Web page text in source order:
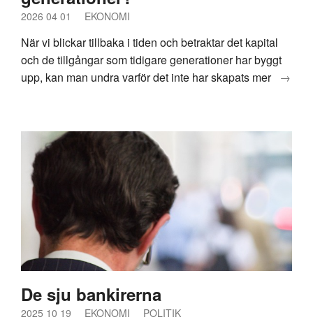
2026 04 01 EKONOMI
När vi blickar tillbaka i tiden och betraktar det kapital
och de tillgångar som tidigare generationer har byggt
upp, kan man undra varför det inte har skapats mer →
De sju bankirerna
2025 10 19 EKONOMI POLITIK